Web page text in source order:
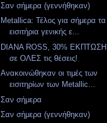
Σαν σήμερα (γεννήθηκαν)
Metallica: Τέλος για σήμερα τα
εισιτήρια γενικής ε...
DIANA ROSS, 30% ΕΚΠΤΩΣΗ
σε ΟΛΕΣ τις θέσεις!
Ανακοινώθηκαν οι τιμές των
εισιτηρίων των Metallic...
Σαν σήμερα
Σαν σήμερα (γεννήθηκαν)